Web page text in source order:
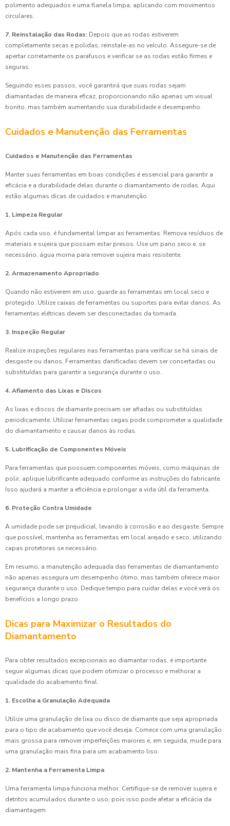
polimento adequados e uma flanela limpa, aplicando com movimentos
circulares.
7. Reinstalação das Rodas: Depois que as rodas estiverem
completamente secas e polidas, reinstale-as no veículo. Assegure-se de
apertar corretamente os parafusos e verificar se as rodas estão firmes e
seguras.
Seguindo esses passos, você garantirá que suas rodas sejam
diamantadas de maneira eficaz, proporcionando não apenas um visual
bonito, mas também aumentando sua durabilidade e desempenho.
Cuidados e Manutenção das Ferramentas
Cuidados e Manutenção das Ferramentas
Manter suas ferramentas em boas condições é essencial para garantir a
eficácia e a durabilidade delas durante o diamantamento de rodas. Aqui
estão algumas dicas de cuidados e manutenção.
1. Limpeza Regular
Após cada uso, é fundamental limpar as ferramentas. Remova resíduos de
materiais e sujeira que possam estar presos. Use um pano seco e, se
necessário, água morna para remover sujeira mais resistente.
2. Armazenamento Apropriado
Quando não estiverem em uso, guarde as ferramentas em local seco e
protegido. Utilize caixas de ferramentas ou suportes para evitar danos. As
ferramentas elétricas devem ser desconectadas da tomada.
3. Inspeção Regular
Realize inspeções regulares nas ferramentas para verificar se há sinais de
desgaste ou danos. Ferramentas danificadas devem ser consertadas ou
substituídas para garantir a segurança durante o uso.
4. Afiamento das Lixas e Discos
As lixas e discos de diamante precisam ser afiadas ou substituídas
periodicamente. Utilizar ferramentas cegas pode comprometer a qualidade
do diamantamento e causar danos às rodas.
5. Lubrificação de Componentes Móveis
Para ferramentas que possuem componentes móveis, como máquinas de
polir, aplique lubrificante adequado conforme as instruções do fabricante.
Isso ajudará a manter a eficiência e prolongar a vida útil da ferramenta.
6. Proteção Contra Umidade
A umidade pode ser prejudicial, levando à corrosão e ao desgaste. Sempre
que possível, mantenha as ferramentas em local arejado e seco, utilizando
capas protetoras se necessário.
Em resumo, a manutenção adequada das ferramentas de diamantamento
não apenas assegura um desempenho ótimo, mas também oferece maior
segurança durante o uso. Dedique tempo para cuidar delas e você verá os
benefícios a longo prazo.
Dicas para Maximizar o Resultados do
Diamantamento
Para obter resultados excepcionais ao diamantar rodas, é importante
seguir algumas dicas que podem otimizar o processo e melhorar a
qualidade do acabamento final.
1. Escolha a Granulação Adequada
Utilize uma granulação de lixa ou disco de diamante que seja apropriada
para o tipo de acabamento que você deseja. Comece com uma granulação
mais grossa para remover imperfeições maiores e, em seguida, mude para
uma granulação mais fina para um acabamento liso.
2. Mantenha a Ferramenta Limpa
Uma ferramenta limpa funciona melhor. Certifique-se de remover sujeira e
detritos acumulados durante o uso, pois isso pode afetar a eficácia da
diamantagem.